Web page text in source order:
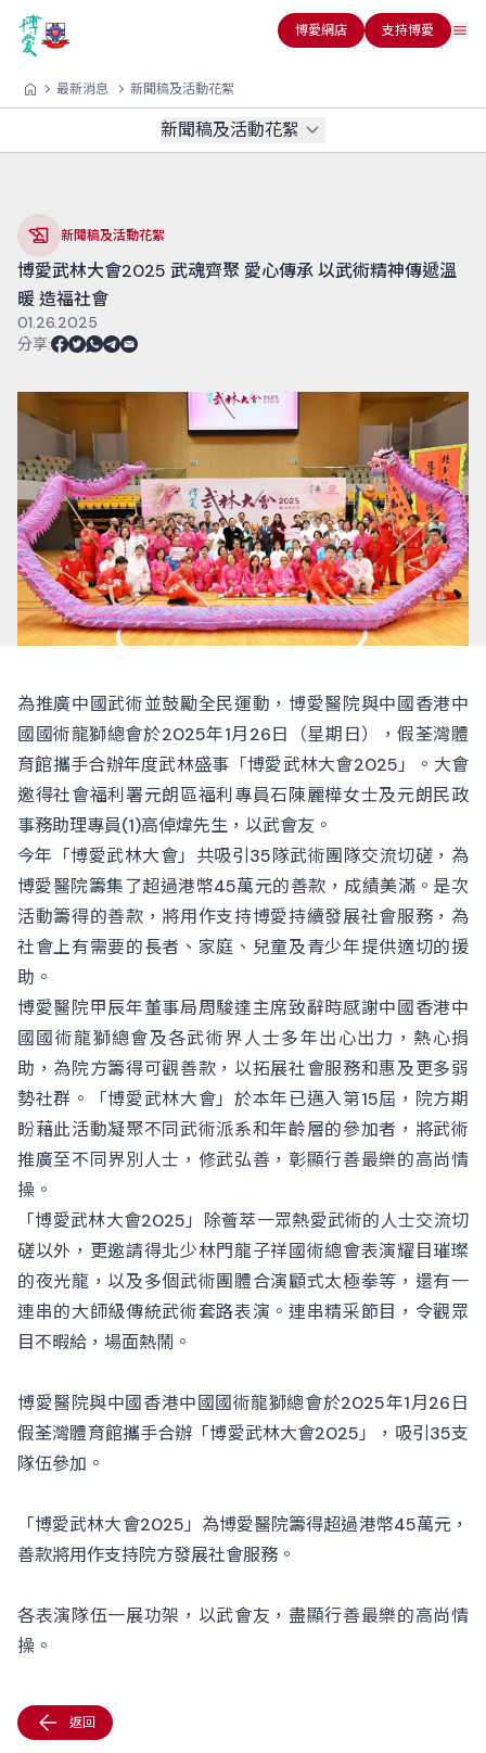
博愛網店 支持博愛
最新消息 新聞稿及活動花絮
新聞稿及活動花絮
新聞稿及活動花絮
博愛武林大會2025 武魂齊聚 愛心傳承 以武術精神傳遞溫
暖 造福社會
01.26.2025
分享:
為推廣中國武術並鼓勵全民運動，博愛醫院與中國香港中
國國術龍獅總會於2025年1月26日（星期日），假荃灣體
育館攜手合辦年度武林盛事「博愛武林大會2025」。大會
邀得社會福利署元朗區福利專員石陳麗樺女士及元朗民政
事務助理專員(1)高倬煒先生，以武會友。
今年「博愛武林大會」共吸引35隊武術團隊交流切磋，為
博愛醫院籌集了超過港幣45萬元的善款，成績美滿。是次
活動籌得的善款，將用作支持博愛持續發展社會服務，為
社會上有需要的長者、家庭、兒童及青少年提供適切的援
助。
博愛醫院甲辰年董事局周駿達主席致辭時感謝中國香港中
國國術龍獅總會及各武術界人士多年出心出力，熱心捐
助，為院方籌得可觀善款，以拓展社會服務和惠及更多弱
勢社群。「博愛武林大會」於本年已邁入第15屆，院方期
盼藉此活動凝聚不同武術派系和年齡層的參加者，將武術
推廣至不同界別人士，修武弘善，彰顯行善最樂的高尚情
操。
「博愛武林大會2025」除薈萃一眾熱愛武術的人士交流切
磋以外，更邀請得北少林門龍子祥國術總會表演耀目璀璨
的夜光龍，以及多個武術團體合演顧式太極拳等，還有一
連串的大師級傳統武術套路表演。連串精采節目，令觀眾
目不暇給，場面熱鬧。
博愛醫院與中國香港中國國術龍獅總會於2025年1月26日
假荃灣體育館攜手合辦「博愛武林大會2025」，吸引35支
隊伍參加。
「博愛武林大會2025」為博愛醫院籌得超過港幣45萬元，
善款將用作支持院方發展社會服務。
各表演隊伍一展功架，以武會友，盡顯行善最樂的高尚情
操。
返回